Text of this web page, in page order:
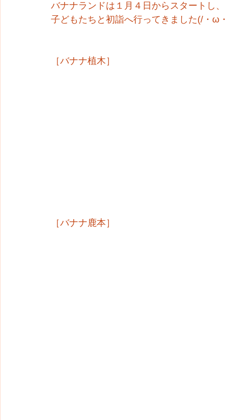
バナナランドは１月４日からスタートし、
子どもたちと初詣へ行ってきました(/・ω
［バナナ植木］
［バナナ鹿本］